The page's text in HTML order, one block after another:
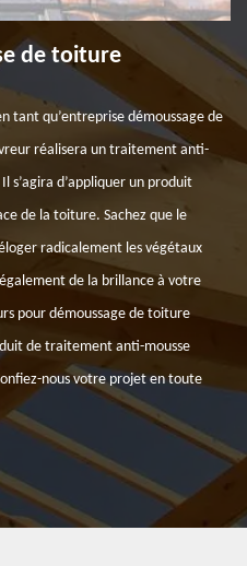
de toiture
tant qu’entreprise démoussage de
réalisera un traitement anti-
s’agira d’appliquer un produit
de la toiture. Sachez que le
radicalement les végétaux
de la brillance à votre
pour démoussage de toiture
de traitement anti-mousse
nous votre projet en toute